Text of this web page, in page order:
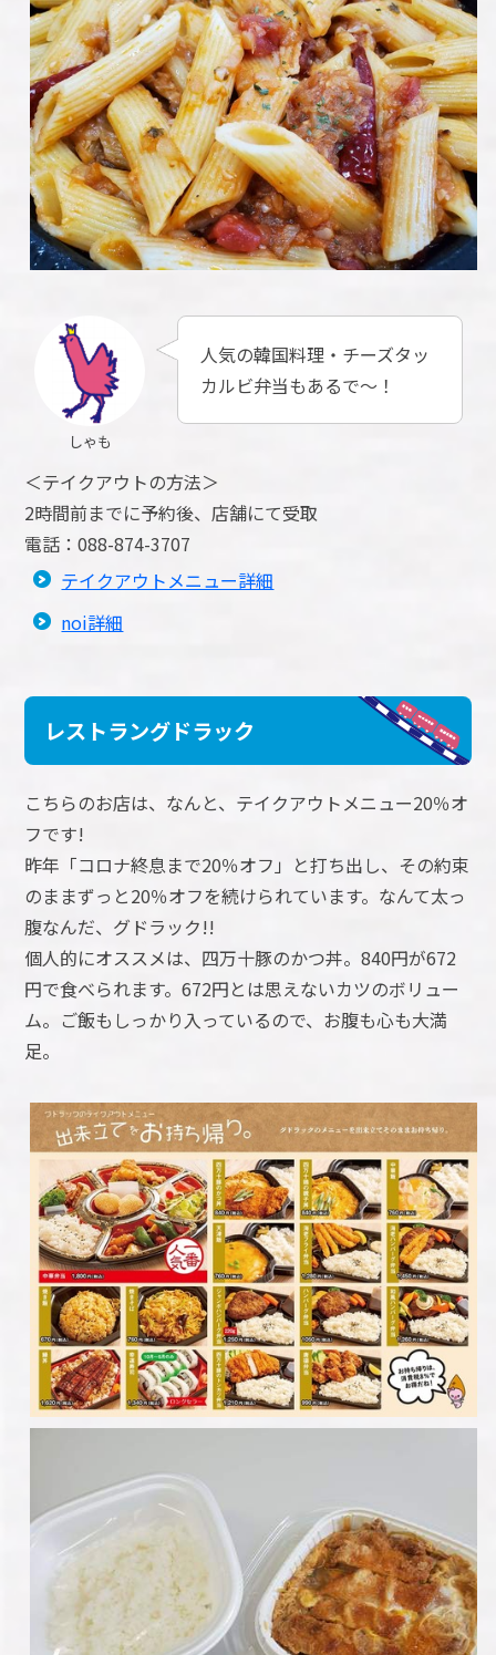
しゃも
人気の韓国料理・チーズタッ
カルビ弁当もあるで～！
＜テイクアウトの方法＞
2時間前までに予約後、店舗にて受取
電話：088-874-3707
テイクアウトメニュー詳細
noi詳細
レストラングドラック
こちらのお店は、なんと、テイクアウトメニュー20％オ
フです!
昨年「コロナ終息まで20％オフ」と打ち出し、その約束
のままずっと20％オフを続けられています。なんて太っ
腹なんだ、グドラック!!
個人的にオススメは、四万十豚のかつ丼。840円が672
円で食べられます。672円とは思えないカツのボリュー
ム。ご飯もしっかり入っているので、お腹も心も大満
足。